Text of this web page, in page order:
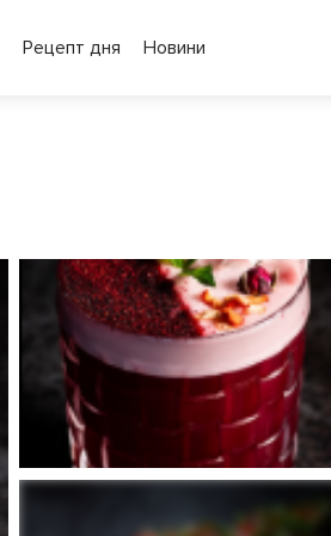
Рецепт дня Новини